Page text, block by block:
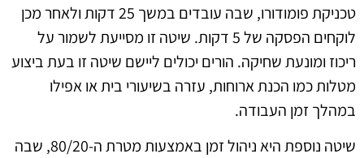
טכניקת פומודורו, שבה עובדים במשך 25 דקות ולאחר מכן
לוקחים הפסקה של 5 דקות. שיטה זו מסייעת לשמור על
ריכוז ומונעת שחיקה. הורים יכולים ליישם שיטה זו בעת ביצוע
מטלות כמו הכנת ארוחות, עזרה בשיעורי בית או אפילו
במהלך זמן העבודה.
שיטה נוספת היא ניהול זמן באמצעות מטרת ה-80/20, שבה